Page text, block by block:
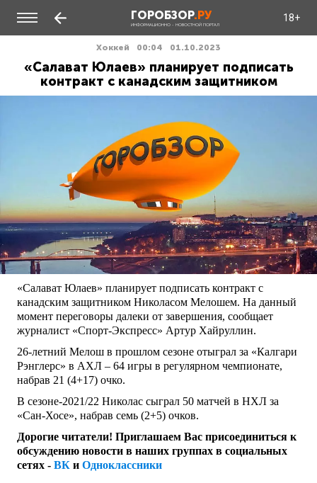
ГОРОБЗОР.РУ
ИНФОРМАЦИОННО - НОВОСТНОЙ ПОРТАЛ
18+
Хоккей 00:04 01.10.2023
«Салават Юлаев» планирует подписать
контракт с канадским защитником
«Салават Юлаев» планирует подписать контракт с
канадским защитником Николасом Мелошем. На данный
момент переговоры далеки от завершения, сообщает
журналист «Спорт-Экспресс» Артур Хайруллин.
26-летний Мелош в прошлом сезоне отыграл за «Калгари
Рэнглерс» в АХЛ – 64 игры в регулярном чемпионате,
набрав 21 (4+17) очко.
В сезоне-2021/22 Николас сыграл 50 матчей в НХЛ за
«Сан-Хосе», набрав семь (2+5) очков.
Дорогие читатели! Приглашаем Вас присоединиться к
обсуждению новости в наших группах в социальных
сетях - ВК и Одноклассники